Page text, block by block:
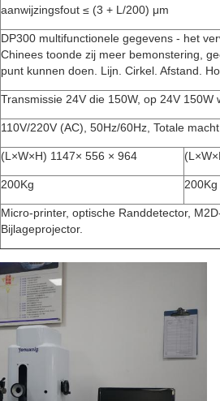
aanwijzingsfout ≤ (3 + L/200) μm
DP300 multifunctionele gegevens - het
Chinees toonde zij meer bemonstering,
punt kunnen doen. Lijn. Cirkel. Afstand.
Transmissie 24V die 150W, op 24V
110V/220V (AC), 50Hz/60Hz, Totale
(L×W×H) 1147× 556 × 964
200Kg 200Kg
Micro-printer, optische Randdetector,
Bijlageprojector.